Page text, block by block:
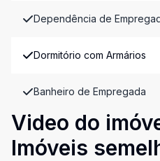
Dependência de
Dormitório com Armários
Banheiro de Empregada
Video do
Imóveis